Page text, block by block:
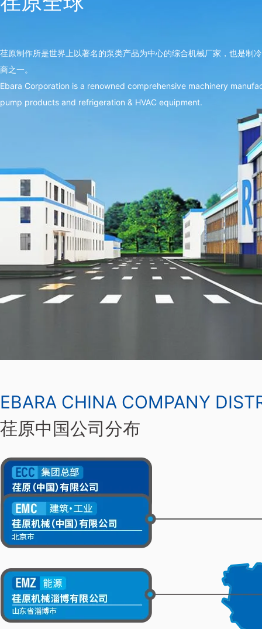
荏原制作所是世界上以著名的泵类产品为中心的综合机械厂家，也是制
商之一。
Ebara Corporation is a renowned comprehensive machinery
pump products and refrigeration & HVAC equipment.
EBARA CHINA COMPANY
荏原中国公司分布